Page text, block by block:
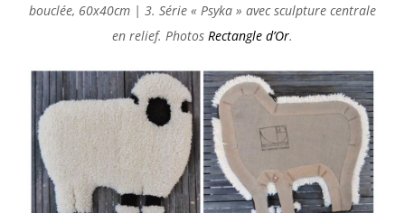
bouclée, 60x40cm | 3. Série « Psyka » avec sculpture centrale
en relief. Photos Rectangle d’Or.